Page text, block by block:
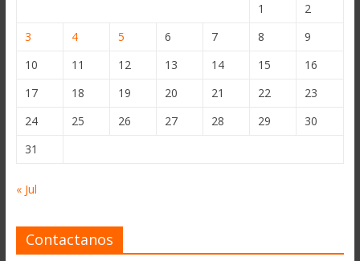
1
2
3
4 5 6 7 8
9
10
11 12 13 14 15
16
17
18 19 20 21 22
23
24
25 26 27 28 29
30
31
« Jul
Contactanos